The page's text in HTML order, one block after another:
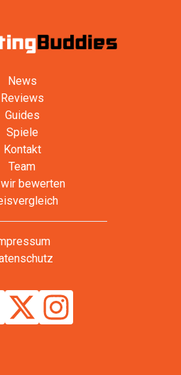
News
Reviews
Guides
Spiele
Kontakt
Team
bewerten